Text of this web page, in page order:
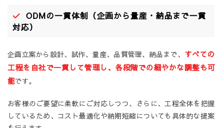
ODMの一貫体制（企画から量産・納品まで一貫
対応）
企画立案から設計、試作、量産、品質管理、納品まで、 すべての
工程を自社で一貫して管理し、各段階での細やかな調整も可
能です。
お客様のご要望に柔軟にご対応しつつ、さらに、工程全体を把握
しているため、コスト最適化や納期短縮についても具体的な提案